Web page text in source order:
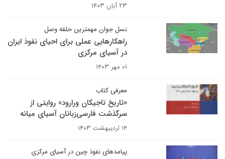
۲۳ آبان ۱۴۰۳
نسل جوان مهمترین حلقه وصل
راهکارهایی عملی برای احیای نفوذ ایران
در آسیای مرکزی
۰۱ مهر ۱۴۰۳
معرفی کتاب
«تاریخ تاجیکان ورارود» روایتی از
سرگذشت فارسی‌زبانان آسیای میانه
۱۴ اردیبهشت ۱۴۰۳
پیامدهای نفوذ چین در آسیای مرکزی